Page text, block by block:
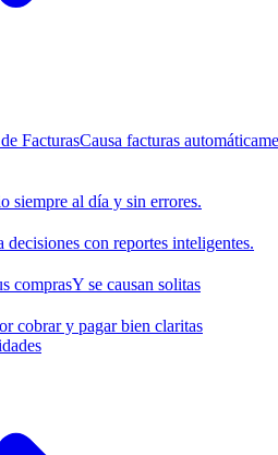
FacturasCausa facturas
siempre al día y sin errores.
decisiones con reportes inteligentes.
comprasY se causan solitas
cobrar y pagar bien claritas